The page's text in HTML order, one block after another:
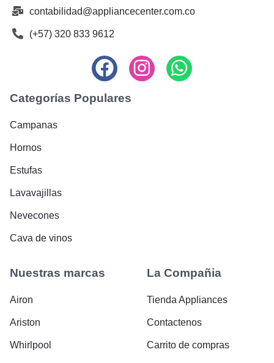
contabilidad@appliancecenter.com.co
(+57) 320 833 9612
Categorías Populares
Campanas
Hornos
Estufas
Lavavajillas
Nevecones
Cava de vinos
Nuestras marcas
Airon
Ariston
Whirlpool
La Compañia
Tienda Appliances
Contactenos
Carrito de compras